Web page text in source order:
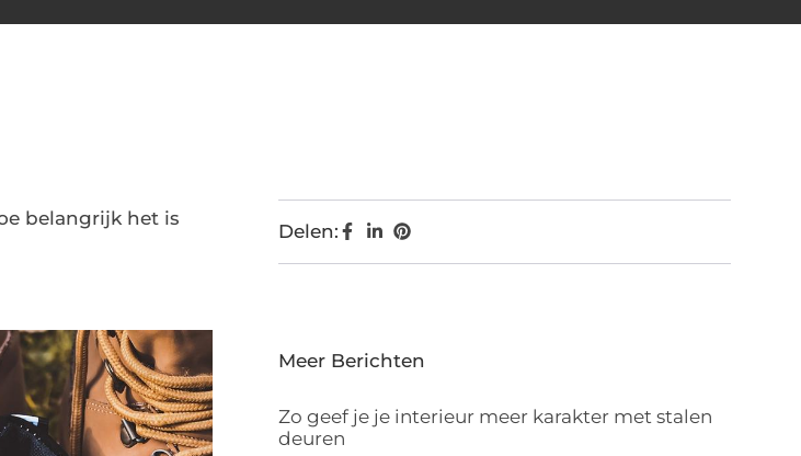
belangrijk het is
Delen:
Meer Berichten
Zo geef je je interieur meer karakter met stalen
deuren